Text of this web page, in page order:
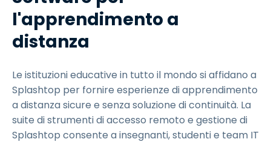
l'apprendimento a
distanza
Le istituzioni educative in tutto il mondo si affidano a
Splashtop per fornire esperienze di apprendimento
a distanza sicure e senza soluzione di continuità. La
suite di strumenti di accesso remoto e gestione di
Splashtop consente a insegnanti, studenti e team IT